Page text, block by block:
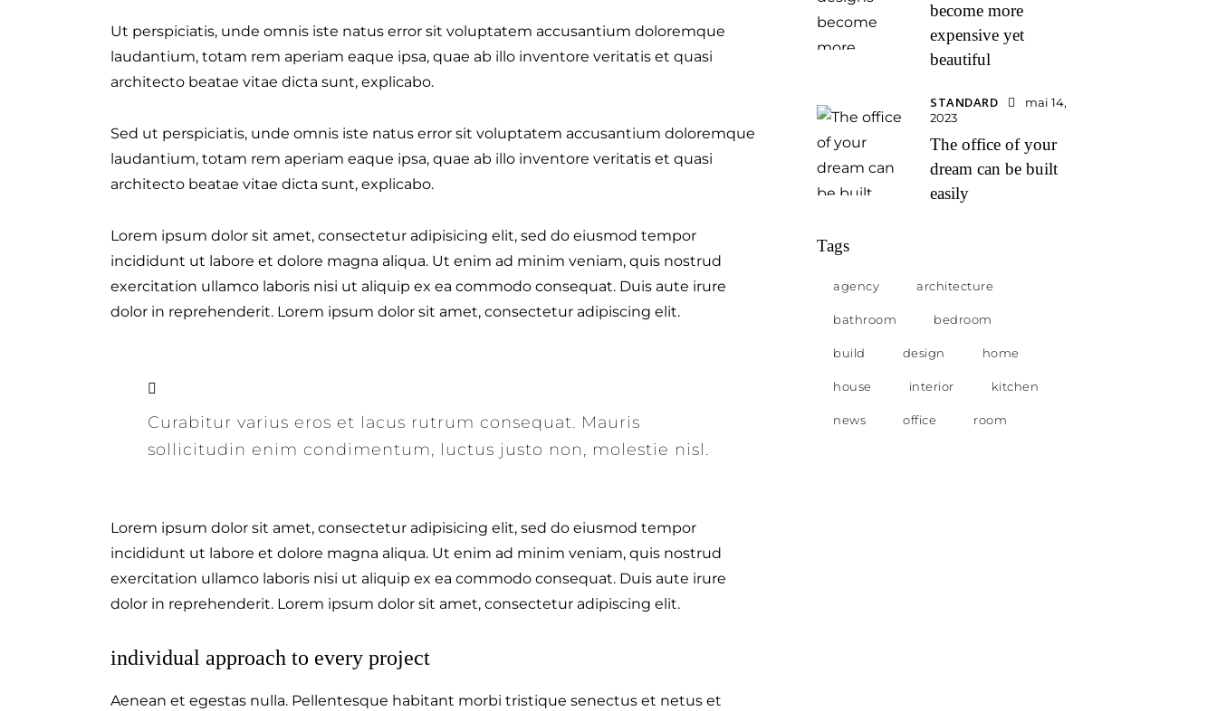
Ut perspiciatis, unde omnis iste natus error sit voluptatem accusantium doloremque
laudantium, totam rem aperiam eaque ipsa, quae ab illo inventore veritatis et quasi
architecto beatae vitae dicta sunt, explicabo.
Sed ut perspiciatis, unde omnis iste natus error sit voluptatem accusantium doloremque
laudantium, totam rem aperiam eaque ipsa, quae ab illo inventore veritatis et quasi
architecto beatae vitae dicta sunt, explicabo.
Lorem ipsum dolor sit amet, consectetur adipisicing elit, sed do eiusmod tempor
incididunt ut labore et dolore magna aliqua. Ut enim ad minim veniam, quis nostrud
exercitation ullamco laboris nisi ut aliquip ex ea commodo consequat. Duis aute irure
dolor in reprehenderit. Lorem ipsum dolor sit amet, consectetur adipiscing elit.
Curabitur varius eros et lacus rutrum consequat. Mauris
sollicitudin enim condimentum, luctus justo non, molestie nisl.
Lorem ipsum dolor sit amet, consectetur adipisicing elit, sed do eiusmod tempor
incididunt ut labore et dolore magna aliqua. Ut enim ad minim veniam, quis nostrud
exercitation ullamco laboris nisi ut aliquip ex ea commodo consequat. Duis aute irure
dolor in reprehenderit. Lorem ipsum dolor sit amet, consectetur adipiscing elit.
individual approach to every project
Aenean et egestas nulla. Pellentesque habitant morbi tristique senectus et netus et
become more
expensive yet
beautiful
STANDARD
mai 14,
2023
The office of your
dream can be built
easily
Tags
agency architecture
bathroom bedroom
build design home
house interior kitchen
news office room